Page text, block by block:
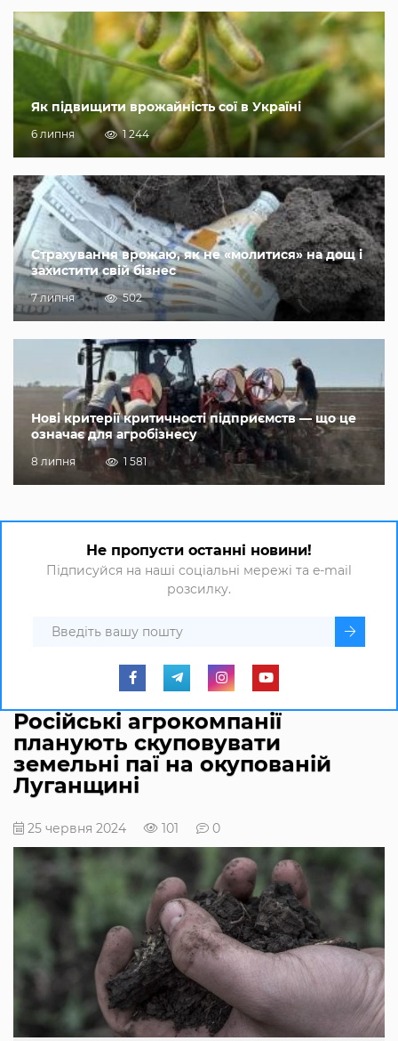
Як підвищити врожайність сої в Україні
6 липня 1 244
Страхування врожаю, як не «молитися» на дощ і
захистити свій бізнес
7 липня 502
Нові критерії критичності підприємств — що це
означає для агробізнесу
8 липня 1 581
Не пропусти останні новини!
Підписуйся на наші соціальні мережі та e-mail
розсилку.
Російські агрокомпанії
планують скуповувати
земельні паї на окупованій
Луганщині
25 червня 2024 101 0